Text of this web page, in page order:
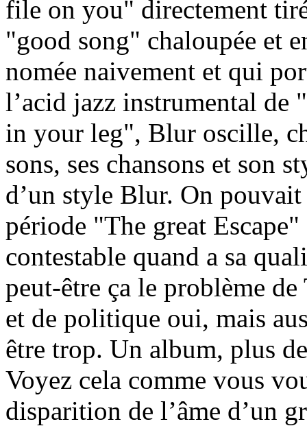
file on you" directement
"good song" chaloupée et
nomée naivement et qui
l’acid jazz instrumental de
in your leg", Blur oscille,
sons, ses chansons et son
d’un style Blur. On
période "The great
contestable quand a sa
peut-être ça le problème
et de politique oui, mais
être trop. Un album, plus
Voyez cela comme vous
disparition de l’âme d’un